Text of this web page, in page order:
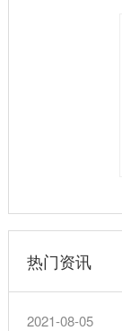
热门资讯
2021-08-05